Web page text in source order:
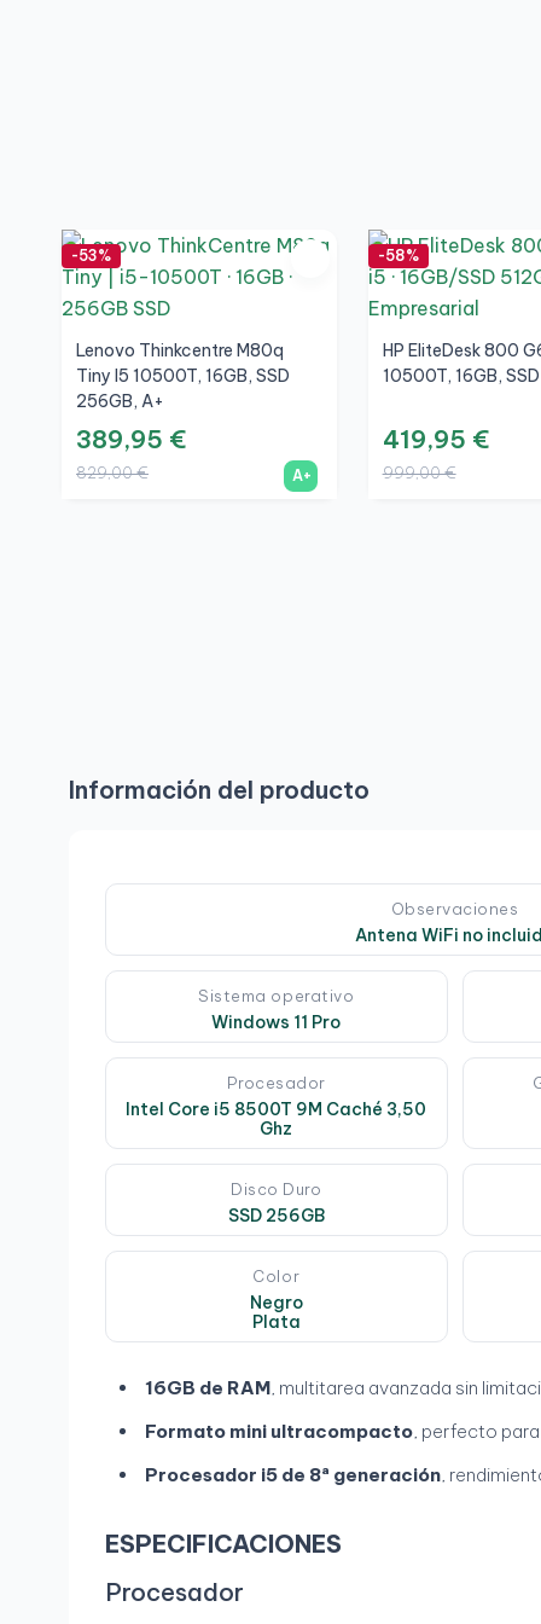
-53%
Lenovo Thinkcentre M80q
Tiny I5 10500T, 16GB, SSD
256GB, A+
389,95 €
829,00 € A+
-58%
HP EliteDesk 800
10500T, 16GB,
419,95 €
999,00 €
Información del producto
Observaciones
Antena WiFi no
Sistema operativo
Windows 11 Pro
Procesador
Intel Core i5 8500T 9M Caché 3,50
Ghz
Disco Duro
SSD 256GB
Color
Negro
Plata
16GB de RAM, multitarea avanzada sin
Formato mini ultracompacto, perfecto
Procesador i5 de 8ª generación,
ESPECIFICACIONES
Procesador